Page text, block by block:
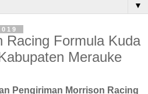
▼
Racing Formula Kuda
Merauke
Pengiriman Morrison Racing